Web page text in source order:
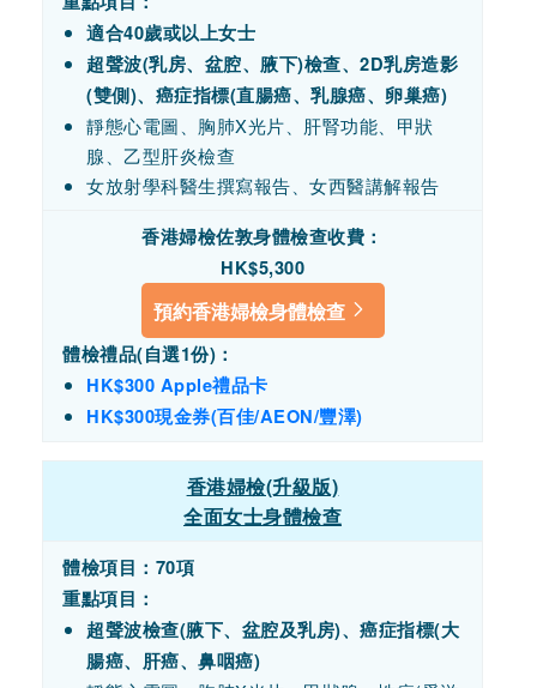
適合40歲或以上女士
超聲波(乳房、盆腔、腋下)檢查、2D乳房造影
(雙側)、癌症指標(直腸癌、乳腺癌、卵巢癌)
靜態心電圖、胸肺X光片、肝腎功能、甲狀
腺、乙型肝炎檢查
女放射學科醫生撰寫報告、女西醫講解報告
香港婦檢佐敦身體檢查收費 ：
HK$5,300
預約香港婦檢身體檢查
體檢禮品(自選1份)：
HK$300 Apple禮品卡
HK$300現金券(百佳/AEON/豐澤)
香港婦檢(升級版)
全面女士身體檢查
體檢項目：70項
重點項目：
超聲波檢查(腋下、盆腔及乳房)、癌症指標(大
腸癌、肝癌、鼻咽癌)